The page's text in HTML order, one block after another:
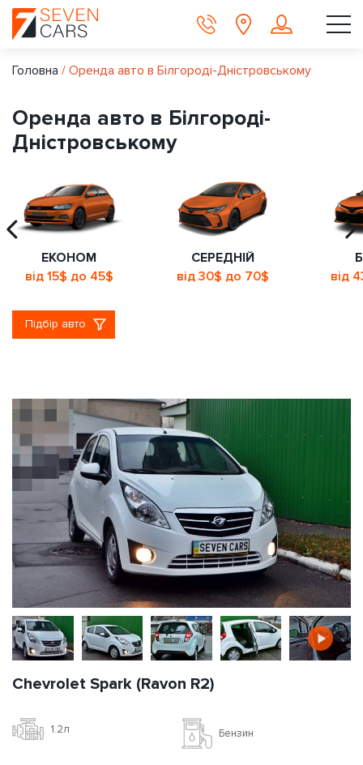
Головна / Оренда авто в Білгороді-Дністровському
Оренда авто в Білгороді-
Дністровському
ЕКОНОМ
від 15$ до 45$
СЕРЕДНІЙ
від 30$ до 70$
від
Підбір авто
Chevrolet Spark (Ravon R2)
1.2л Бензин